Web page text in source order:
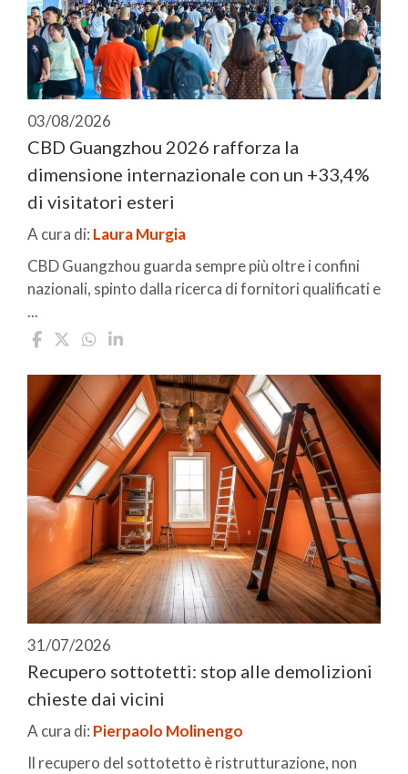
03/08/2026
CBD Guangzhou 2026 rafforza la
dimensione internazionale con un +33,4%
di visitatori esteri
A cura di: Laura Murgia
CBD Guangzhou guarda sempre più oltre i confini
nazionali, spinto dalla ricerca di fornitori qualificati e
...
31/07/2026
Recupero sottotetti: stop alle demolizioni
chieste dai vicini
A cura di: Pierpaolo Molinengo
Il recupero del sottotetto è ristrutturazione, non